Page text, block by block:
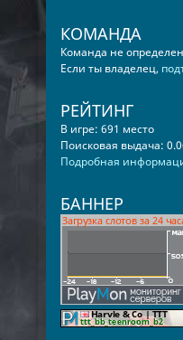
КОМАНДА
Команда не
Если ты владелец,
РЕЙТИНГ
В игре: 691 место
Поисковая выдача:
Подробная
БАННЕР